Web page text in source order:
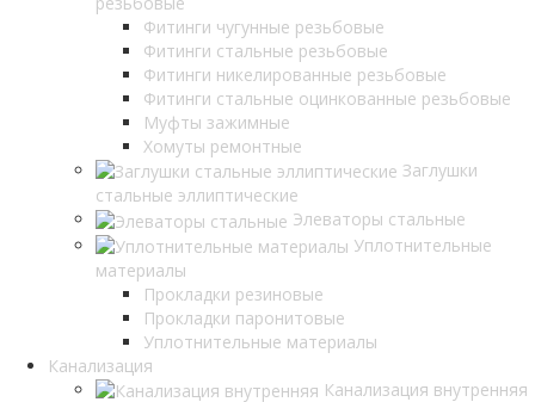
Фитинги чугунные резьбовые
Фитинги стальные резьбовые
Фитинги никелированные резьбовые
Фитинги стальные оцинкованные резьбовые
Муфты зажимные
Хомуты ремонтные
Заглушки
стальные эллиптические
Элеваторы стальные
Уплотнительные
материалы
Прокладки резиновые
Прокладки паронитовые
Уплотнительные материалы
Канализация
Канализация внутренняя